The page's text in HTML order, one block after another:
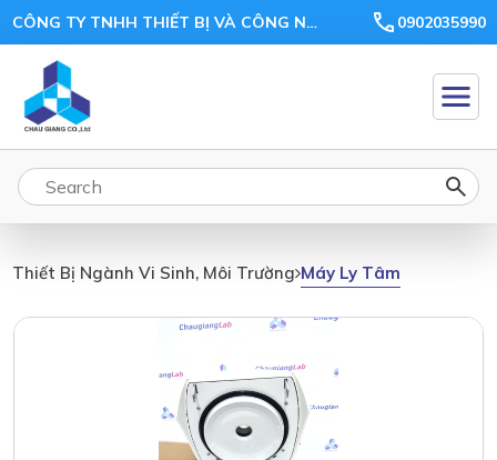
CÔNG TY TNHH THIẾT BỊ VÀ CÔNG NGHỆ CHÂU GIANG 0902035990
Thiết Bị Ngành Vi Sinh, Môi Trường Máy Ly Tâm